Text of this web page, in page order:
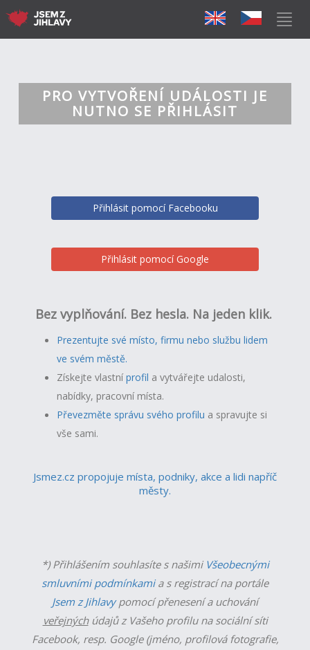
PRO VYTVOŘENÍ UDÁLOSTI JE
NUTNO SE PŘIHLÁSIT
Přihlásit pomocí Facebooku
Přihlásit pomocí Google
Bez vyplňování. Bez hesla. Na jeden klik.
Prezentujte své místo, firmu nebo službu lidem
ve svém městě.
Získejte vlastníprofil a vytvářejte udalosti,
nabídky, pracovní místa.
Převezměte správu svého profilu a spravujte si
vše sami.
Jsmez.cz propojuje místa, podniky, akce a lidi napříč
městy.
*) Přihlášením souhlasíte s našimi Všeobecnými
smluvními podmínkamia s registrací na portále
Jsem z Jihlavypomocí přenesení a uchování
veřejnýchúdajů z Vašeho profilu na sociální síti
Facebook, resp. Google (jméno, profilová fotografie,